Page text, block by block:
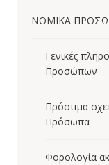
ΝΟΜΙΚΑ
Γενικές
Προσώπων
Πρόστιμα
Πρόσωπα
Φορολογία